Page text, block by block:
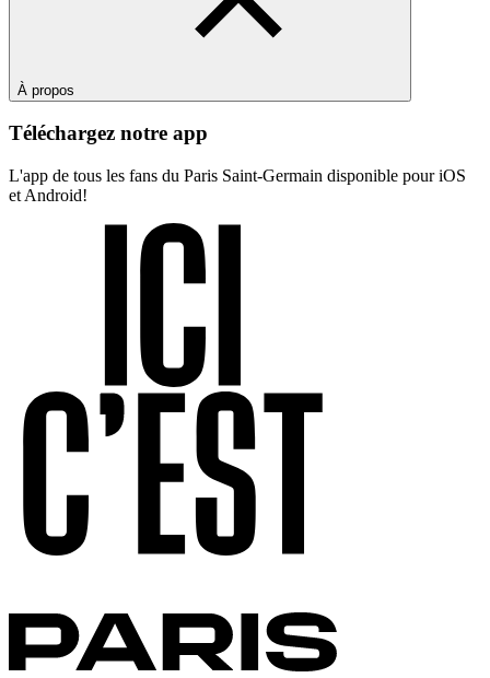
À propos
Téléchargez notre app
L'app de tous les fans du Paris Saint-Germain disponible pour iOS
et Android!